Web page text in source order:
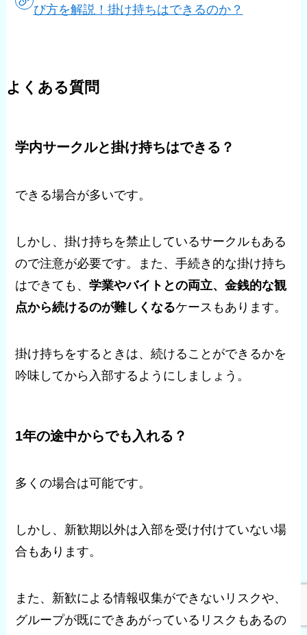
び方を解説！掛け持ちはできるのか？
よくある質問
学内サークルと掛け持ちはできる？
できる場合が多いです。
しかし、掛け持ちを禁止しているサークルもある
ので注意が必要です。また、手続き的な掛け持ち
はできても、学業やバイトとの両立、金銭的な観
点から続けるのが難しくなるケースもあります。
掛け持ちをするときは、続けることができるかを
吟味してから入部するようにしましょう。
1年の途中からでも入れる？
多くの場合は可能です。
しかし、新歓期以外は入部を受け付けていない場
合もあります。
また、新歓による情報収集ができないリスクや、
グループが既にできあがっているリスクもあるの